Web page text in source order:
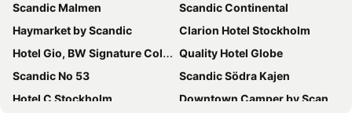
Scandic Malmen
Scandic Continental
Haymarket by Scandic
Clarion Hotel Stockholm
Hotel Gio, BW Signature Collection
Quality Hotel Globe
Scandic No 53
Scandic Södra Kajen
Hotel C Stockholm
Downtown Camper by Scandic